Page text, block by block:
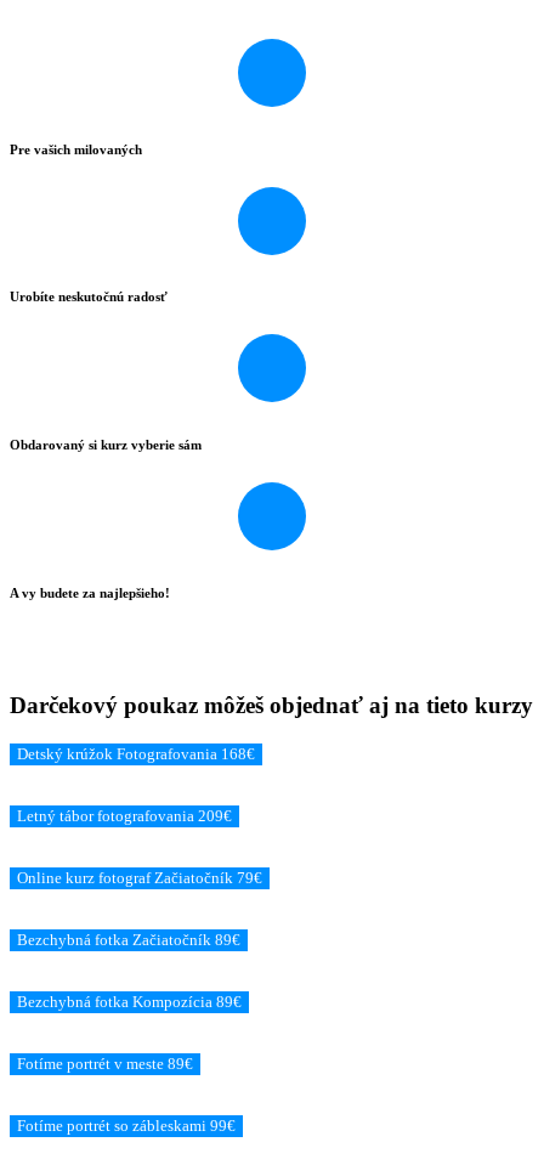
Pre vašich milovaných
Urobíte neskutočnú radosť
Obdarovaný si kurz vyberie sám
A vy budete za najlepšieho!
Darčekový poukaz môžeš objednať aj na tieto kurzy
Detský krúžok Fotografovania 168€
Letný tábor fotografovania 209€
Online kurz fotograf Začiatočník 79€
Bezchybná fotka Začiatočník 89€
Bezchybná fotka Kompozícia 89€
Fotíme portrét v meste 89€
Fotíme portrét so zábleskami 99€